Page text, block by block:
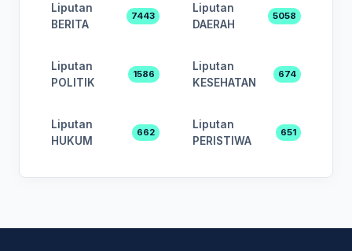
Liputan
BERITA
7443
Liputan
DAERAH
5058
Liputan
POLITIK
1586
Liputan
KESEHATAN
674
Liputan
HUKUM
662
Liputan
PERISTIWA
651